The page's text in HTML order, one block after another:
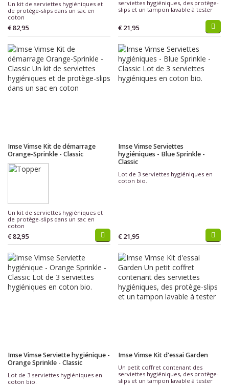
Un kit de serviettes hygiéniques et
de protège-slips dans un sac en
coton
€ 82,95
serviettes hygiéniques, des protège-
slips et un tampon lavable à tester
€ 21,95
Imse Vimse Kit de démarrage
Orange-Sprinkle - Classic
Un kit de serviettes hygiéniques et
de protège-slips dans un sac en
coton
€ 82,95
Imse Vimse Serviettes
hygiéniques - Blue Sprinkle -
Classic
Lot de 3 serviettes hygiéniques en
coton bio.
€ 21,95
Imse Vimse Serviette hygiénique -
Orange Sprinkle - Classic
Lot de 3 serviettes hygiéniques en
coton bio.
Imse Vimse Kit d'essai Garden
Un petit coffret contenant des
serviettes hygiéniques, des protège-
slips et un tampon lavable à tester